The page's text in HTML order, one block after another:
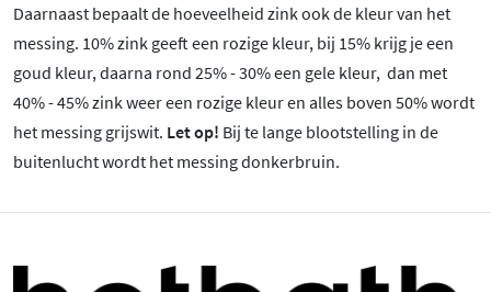
Daarnaast bepaalt de hoeveelheid zink ook de kleur van het
messing. 10% zink geeft een rozige kleur, bij 15% krijg je een
goud kleur, daarna rond 25% - 30% een gele kleur, dan met
40% - 45% zink weer een rozige kleur en alles boven 50% wordt
het messing grijswit. Let op! Bij te lange blootstelling in de
buitenlucht wordt het messing donkerbruin.